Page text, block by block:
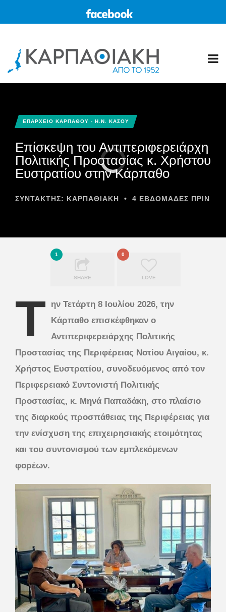
ΕΠΑΡΧΕΙΟ ΚΑΡΠΑΘΟΥ - Η.Ν. ΚΑΣΟΥ
Επίσκεψη του Αντιπεριφερειάρχη
Πολιτικής Προστασίας κ. Χρήστου
Ευστρατίου στην Κάρπαθο
ΣΥΝΤΆΚΤΗΣ: ΚΑΡΠΑΘΙΑΚΗ • 4 ΕΒΔΟΜΆΔΕΣ ΠΡΙΝ
1
SHARE
0
LOVE
Τ
ην Τετάρτη 8 Ιουλίου 2026, την
Κάρπαθο επισκέφθηκαν ο
Αντιπεριφερειάρχης Πολιτικής
Προστασίας της Περιφέρειας Νοτίου Αιγαίου, κ.
Χρήστος Ευστρατίου, συνοδευόμενος από τον
Περιφερειακό Συντονιστή Πολιτικής
Προστασίας, κ. Μηνά Παπαδάκη, στο πλαίσιο
της διαρκούς προσπάθειας της Περιφέρειας για
την ενίσχυση της επιχειρησιακής ετοιμότητας
και του συντονισμού των εμπλεκόμενων
φορέων.